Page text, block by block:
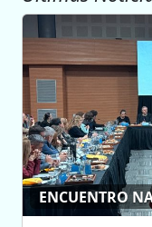
ENCUENTRO